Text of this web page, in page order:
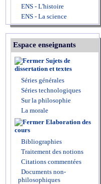
ENS - L'histoire
ENS - La science
Espace enseignants
Sujets de
dissertation et textes
Séries générales
Séries technologiques
Sur la philosophie
La morale
Elaboration des
cours
Bibliographies
Traitement des notions
Citations commentées
Documents non-
philosophiques